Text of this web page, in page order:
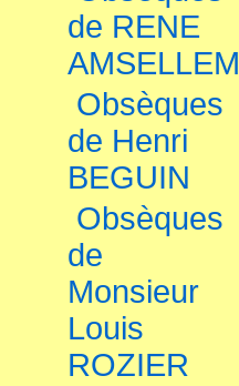
de RENE
AMSELLEM
Obsèques
de Henri
BEGUIN
Obsèques
de
Monsieur
Louis
ROZIER